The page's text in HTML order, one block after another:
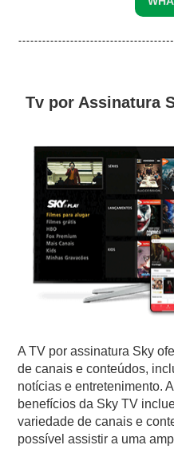
Tv por Assinatura
A TV por assinatura Sky
de canais e conteúdos,
notícias e entretenimento.
benefícios da Sky TV
variedade de canais e
possível assistir a uma